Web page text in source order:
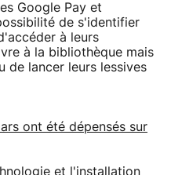
Google Pay et
de s'identifier
à leurs
à la bibliothèque mais
de lancer leurs lessives
ont été dépensés sur
et l'installation